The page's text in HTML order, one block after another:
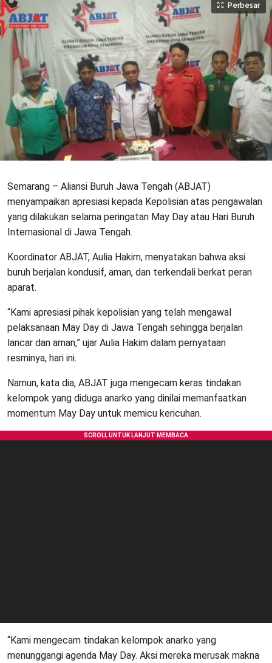
Perbesar
Semarang – Aliansi Buruh Jawa Tengah (ABJAT)
menyampaikan apresiasi kepada Kepolisian atas pengawalan
yang dilakukan selama peringatan May Day atau Hari Buruh
Internasional di Jawa Tengah.
Koordinator ABJAT, Aulia Hakim, menyatakan bahwa aksi
buruh berjalan kondusif, aman, dan terkendali berkat peran
aparat.
“Kami apresiasi pihak kepolisian yang telah mengawal
pelaksanaan May Day di Jawa Tengah sehingga berjalan
lancar dan aman,” ujar Aulia Hakim dalam pernyataan
resminya, hari ini.
Namun, kata dia, ABJAT juga mengecam keras tindakan
kelompok yang diduga anarko yang dinilai memanfaatkan
momentum May Day untuk memicu kericuhan.
“Kami mengecam tindakan kelompok anarko yang
menunggangi agenda May Day. Aksi mereka merusak makna